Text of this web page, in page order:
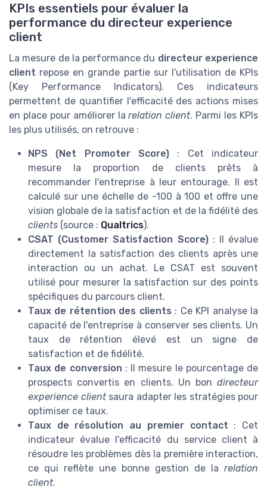
KPIs essentiels pour évaluer la
performance du directeur experience
client
La mesure de la performance du directeur experience
client repose en grande partie sur l'utilisation de KPIs
(Key Performance Indicators). Ces indicateurs
permettent de quantifier l'efficacité des actions mises
en place pour améliorer larelation client. Parmi les KPIs
les plus utilisés, on retrouve :
NPS (Net Promoter Score) : Cet indicateur
mesure la proportion de clients prêts à
recommander l'entreprise à leur entourage. Il est
calculé sur une échelle de -100 à 100 et offre une
vision globale de la satisfaction et de la fidélité des
clients (source : Qualtrics).
CSAT (Customer Satisfaction Score): Il évalue
directement la satisfaction des clients après une
interaction ou un achat. Le CSAT est souvent
utilisé pour mesurer la satisfaction sur des points
spécifiques du parcours client.
Taux de rétention des clients : Ce KPI analyse la
capacité de l'entreprise à conserver ses clients. Un
taux de rétention élevé est un signe de
satisfaction et de fidélité.
Taux de conversion : Il mesure le pourcentage de
prospects convertis en clients. Un bon directeur
experience clientsaura adapter les stratégies pour
optimiser ce taux.
Taux de résolution au premier contact : Cet
indicateur évalue l'efficacité du service client à
résoudre les problèmes dès la première interaction,
ce qui reflète une bonne gestion de la relation
client.